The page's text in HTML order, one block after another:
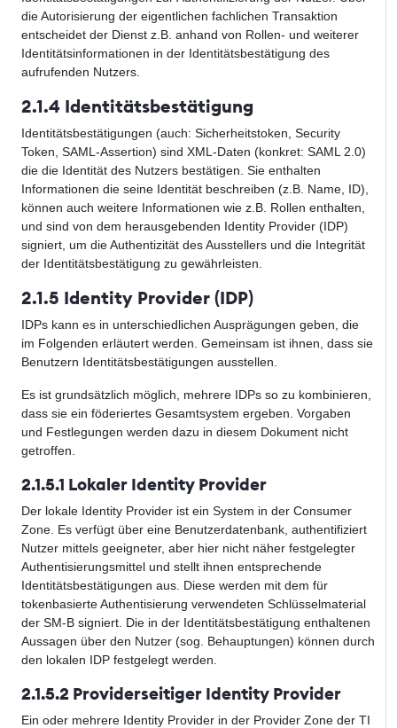
die Autorisierung der eigentlichen fachlichen Transaktion
entscheidet der Dienst z.B. anhand von Rollen- und weiterer
Identitätsinformationen in der Identitätsbestätigung des
aufrufenden Nutzers.
2.1.4 Identitätsbestätigung
Identitätsbestätigungen (auch: Sicherheitstoken, Security
Token, SAML-Assertion) sind XML-Daten (konkret: SAML 2.0)
die die Identität des Nutzers bestätigen. Sie enthalten
Informationen die seine Identität beschreiben (z.B. Name, ID),
können auch weitere Informationen wie z.B. Rollen enthalten,
und sind von dem herausgebenden Identity Provider (IDP)
signiert, um die Authentizität des Ausstellers und die Integrität
der Identitätsbestätigung zu gewährleisten.
2.1.5 Identity Provider (IDP)
IDPs kann es in unterschiedlichen Ausprägungen geben, die
im Folgenden erläutert werden. Gemeinsam ist ihnen, dass sie
Benutzern Identitätsbestätigungen ausstellen.
Es ist grundsätzlich möglich, mehrere IDPs so zu kombinieren,
dass sie ein föderiertes Gesamtsystem ergeben. Vorgaben
und Festlegungen werden dazu in diesem Dokument nicht
getroffen.
2.1.5.1 Lokaler Identity Provider
Der lokale Identity Provider ist ein System in der Consumer
Zone. Es verfügt über eine Benutzerdatenbank, authentifiziert
Nutzer mittels geeigneter, aber hier nicht näher festgelegter
Authentisierungsmittel und stellt ihnen entsprechende
Identitätsbestätigungen aus. Diese werden mit dem für
tokenbasierte Authentisierung verwendeten Schlüsselmaterial
der SM-B signiert. Die in der Identitätsbestätigung enthaltenen
Aussagen über den Nutzer (sog. Behauptungen) können durch
den lokalen IDP festgelegt werden.
2.1.5.2 Providerseitiger Identity Provider
Ein oder mehrere Identity Provider in der Provider Zone der TI